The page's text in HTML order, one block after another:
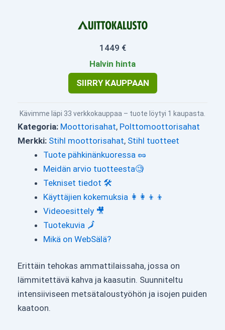
1449 €
Halvin hinta
SIIRRY KAUPPAAN
Kävimme läpi 33 verkkokauppaa – tuote löytyi 1 kaupasta.
Kategoria: Moottorisahat, Polttomoottorisahat
Merkki: Stihl moottorisahat, Stihl tuotteet
Tuote pähkinänkuoressa 🥜
Meidän arvio tuotteesta🧐
Tekniset tiedot 🛠
Käyttäjien kokemuksia 👩‍👩‍👦‍👦
Videoesittely 🎥
Tuotekuvia 🗾
Mikä on WebSälä?
Erittäin tehokas ammattilaissaha, jossa on
lämmitettävä kahva ja kaasutin. Suunniteltu
intensiiviseen metsätaloustyöhön ja isojen puiden
kaatoon.